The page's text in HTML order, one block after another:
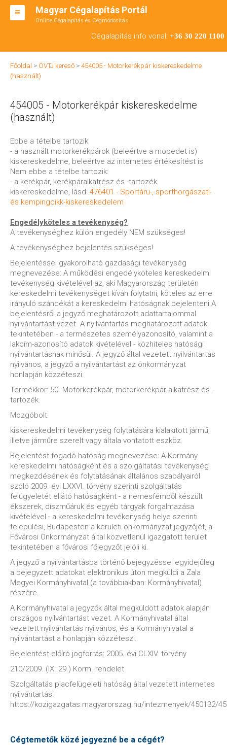
Magyar Cégalapítás Portál
Online Cégalapítás és Cégmódosítás
Cégalapítás info vonal: +36 30 220 1100
BT ALAPÍTÁS
RT ALAPÍTÁS
ÁTALAKULÁS
ENGEDÉLYKÖTELES
IRODÁK
Főoldal > ÖVTJ kereső > 454005 - Motorkerékpár kiskereskedelme
(használt)
454005 - Motorkerékpár kiskereskedelme
(használt)
Ebbe a tételbe tartozik:
- a használt motorkerékpárok (beleértve a mopedet is)
kiskereskedelme, beleértve az internetes értékesítést is
Nem ebbe a tételbe tartozik:
- a kerékpár, kerékpáralkatrész és -tartozék
kiskereskedelme, lásd: 476401 - Sportáru-, sporthorgászati-
és kempingcikk-kiskereskedelem
Engedélyköteles a tevékenység?
A tevékenységhez külön engedély NEM szükséges!
A tevékenységhez bejelentés szükséges!
Bejelentéssel gyakorolható gazdasági tevékenység
megnevezése: A működési engedélyköteles kereskedelmi
tevékenység kivételével az, aki Magyarország területén
kereskedelmi tevékenységet kíván folytatni, köteles az erre
irányuló szándékát a kereskedelmi hatóságnak bejelenteni.A
bejelentésről a jegyző meghatározott adattartalommal
nyilvántartást vezet. A nyilvántartás meghatározott adatok
tekintetében - a természetes személyazonosító, valamint a
lakcím-azonosító adatok kivételével - közhiteles hatósági
nyilvántartásnak minősül. A jegyző által vezetett nyilvántartás
nyilvános, a jegyző a nyilvántartást az önkormányzat
honlapján közzéteszi.
Termékkör: 50. Motorkerékpár, motorkerékpár-alkatrész és -
tartozék.
Mozgóbolt:
kiskereskedelmi tevékenység folytatására kialakított jármű,
illetve járműre szerelt vagy általa vontatott eszköz.
Bejelentést fogadó hatóság megnevezése: A Kormány
kereskedelmi hatóságként és a szolgáltatási tevékenység
megkezdésének és folytatásának általános szabályairól
szóló 2009. évi LXXVI. törvény szerinti szolgáltatás
felügyeletét ellátó hatóságként - a nemesfémből készült
ékszerek, díszműáruk és egyéb tárgyak forgalmazása
kivételével - a kereskedelmi tevékenység helye szerinti
települési, Budapesten a kerületi önkormányzat jegyzőjét, a
Fővárosi Önkormányzat által közvetlenül igazgatott terület
tekintetében a fővárosi főjegyzőt jelöli ki.
A jegyző a nyilvántartásba történő bejegyzéssel egyidejűleg
a bejegyzett adatokat elektronikus úton megküldi a Zala
Megyei Kormányhivatal (a továbbiakban: Kormányhivatal)
részére.
A Kormányhivatal a jegyzők által megküldött adatok alapján
országos nyilvántartást vezet. A Kormányhivatal által
vezetett nyilvántartás nyilvános, és a Kormányhivatal a
nyilvántartást a honlapján közzéteszi.
Bejelentést előíró jogforrás: 2005. évi CLXIV. törvény
210/2009. (IX. 29.) Korm. rendelet
Szolgáltatás piacfelügeleti hatóság által vezetett internetes
nyilvántartás:
https://kozigazgatas.magyarorszag.hu/intezmenyek/450132/
Cégtemetők közé jegyezné be a cégét?